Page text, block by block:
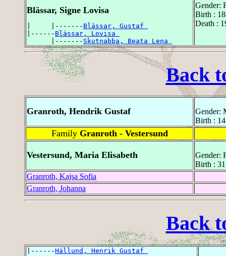
Blässar, Signe Lovisa
|     |------- Blässar, Gustaf
|------ Blässar, Lovisa
      |-------
Skutnabba, Beata Lena
Gender:
Birth :
Death :
Back
Granroth, Hendrik Gustaf
Gender:
Birth : 14
Family Granroth - Vestersund
Vestersund, Maria Elisabeth
Gender:
Birth :
Granroth, Kajsa Sofia
Granroth, Johanna
Back
|------Hällund, Henrik Gustaf